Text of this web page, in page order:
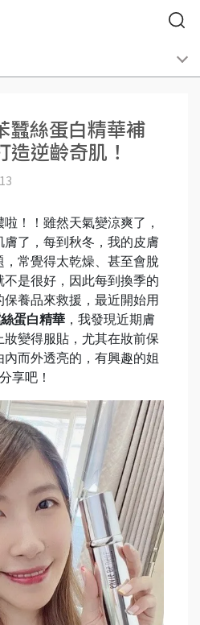
蠶絲蛋白精華補
造逆齡奇肌！
！！雖然天氣變涼爽了，
了，每到秋冬，我的皮膚
常覺得太乾燥、甚至會脫
不是很好，因此每到換季的
養品來救援，最近開始用
蛋白精華 ，我發現近期膚
變得服貼，尤其在妝前保
而外透亮的，有興趣的姐
享吧！